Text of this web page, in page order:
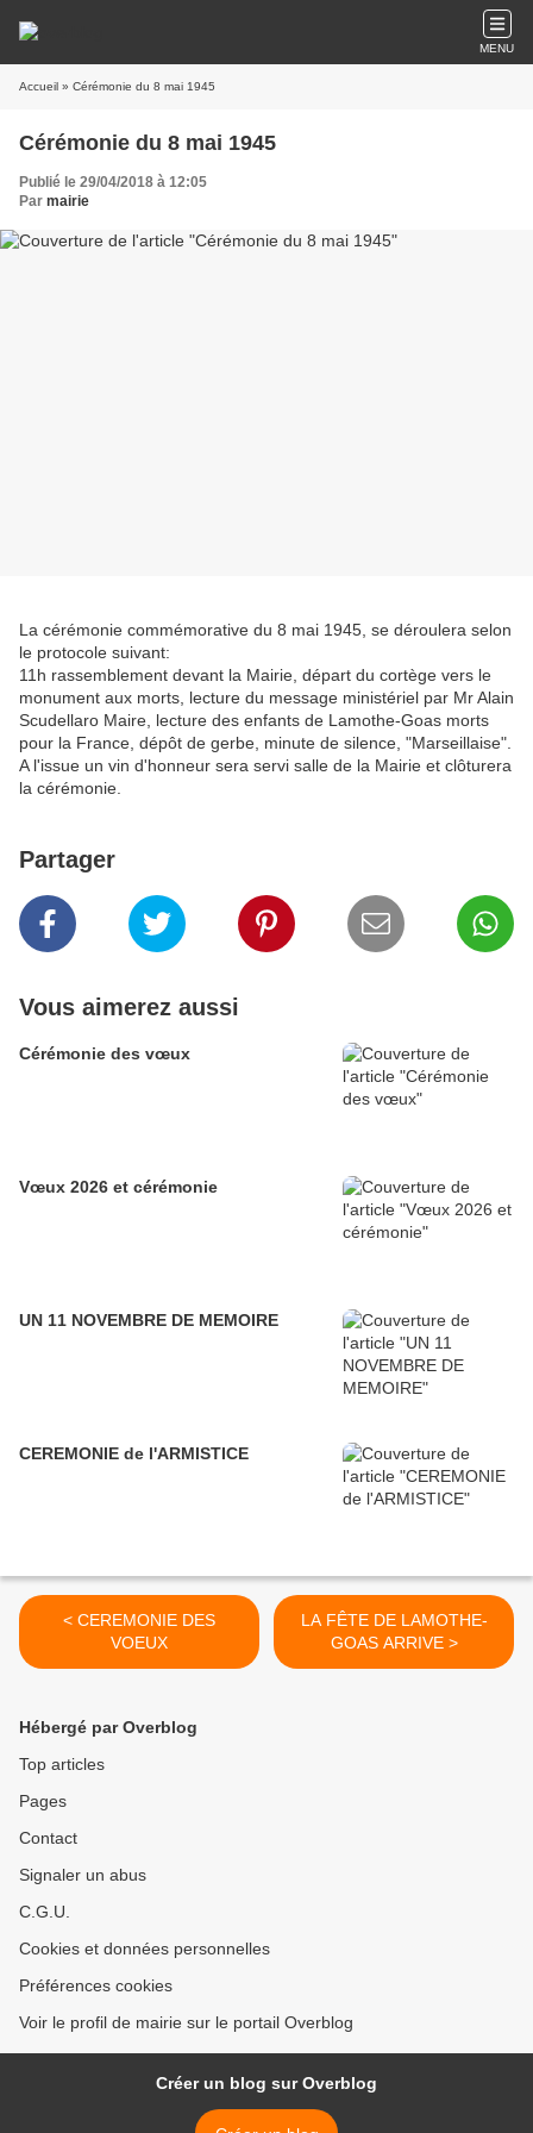
MENU
Accueil » Cérémonie du 8 mai 1945
Cérémonie du 8 mai 1945
Publié le 29/04/2018 à 12:05
Par mairie
La cérémonie commémorative du 8 mai 1945, se déroulera selon
le protocole suivant:
11h rassemblement devant la Mairie, départ du cortège vers le
monument aux morts, lecture du message ministériel par Mr Alain
Scudellaro Maire, lecture des enfants de Lamothe-Goas morts
pour la France, dépôt de gerbe, minute de silence, "Marseillaise".
A l'issue un vin d'honneur sera servi salle de la Mairie et clôturera
la cérémonie.
Partager
Vous aimerez aussi
Cérémonie des vœux
Vœux 2026 et cérémonie
UN 11 NOVEMBRE DE MEMOIRE
CEREMONIE de l'ARMISTICE
< CEREMONIE DES
VOEUX
LA FÊTE DE LAMOTHE-
GOAS ARRIVE >
Hébergé par Overblog
Top articles
Pages
Contact
Signaler un abus
C.G.U.
Cookies et données personnelles
Préférences cookies
Voir le profil de mairie sur le portail Overblog
Créer un blog sur Overblog